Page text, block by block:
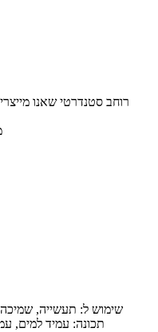
שימוש ל: תעשייה, שמיכה,
תכונה: עמיד למים,